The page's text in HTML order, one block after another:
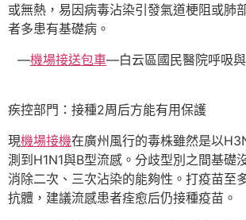
或無熱，易因病毒沾染引發氣道梗阻或肺
者多患有基礎病。
—機場接送包車—白云區國民醫院呼吸
疾控部門：接種2周后方能有用保護
現機場接機在廣州風行的毒株雖然是以
測到H1N1與B型流感。分歧型別之間基礎
消除二次、三次沾染的能夠性。打疫苗至
抗體，建議流感患者痊愈后仍接種疫苗。